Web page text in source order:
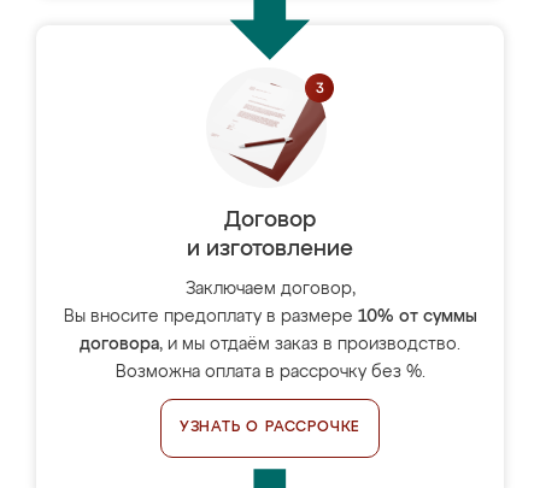
Договор
и изготовление
Заключаем договор,
Вы вносите предоплату в размере 10% от суммы
договора, и мы отдаём заказ в производство.
Возможна оплата в рассрочку без %.
УЗНАТЬ О РАССРОЧКЕ